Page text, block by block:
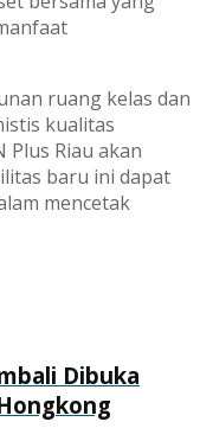
ruang kelas dan
kualitas
Plus Riau akan
baru ini dapat
mencetak
Dibuka